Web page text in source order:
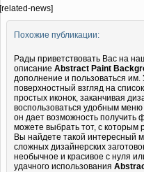
[related-news]
Похожие публикации:
Рады приветствовать Вас на
описание Abstract Paint
дополнение и пользоваться
поверхностный взгляд на
простых иконок, заканчивая
воспользоваться удобным
он дает возможность получить
можете выбрать тот, с
Вы найдете такой интересный
сложных дизайнерских
необычное и красивое с нуля
удачного использования